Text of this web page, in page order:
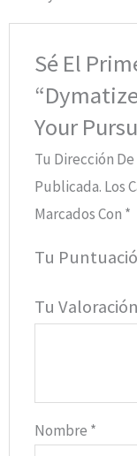
Sé El
Your
Tu Dirección
Publicada. Los
Marcados Con *
Tu
Tu Valoración
Nombre *